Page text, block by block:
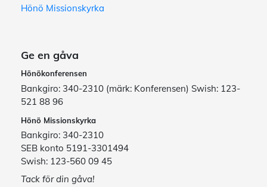
Hönö Missionskyrka
Ge en gåva
Hönökonferensen
Bankgiro: 340-2310 (märk: Konferensen) Swish: 123-
521 88 96
Hönö Missionskyrka
Bankgiro: 340-2310
SEB konto 5191-3301494
Swish: 123-560 09 45
Tack för din gåva!